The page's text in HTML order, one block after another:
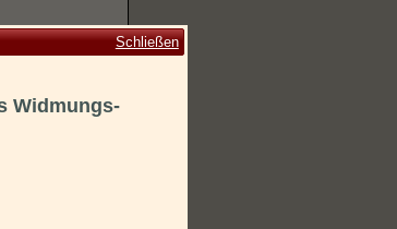
Schließen
Widmungs-